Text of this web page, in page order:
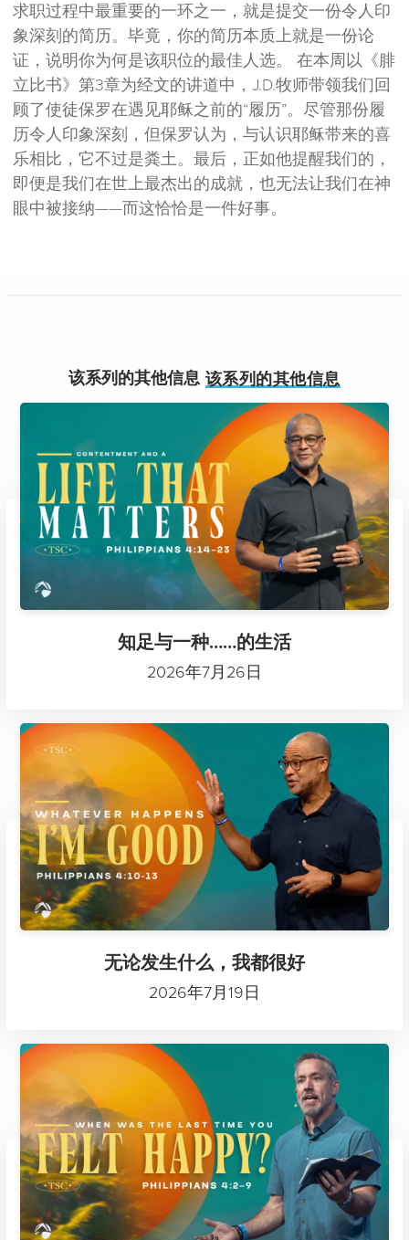
求职过程中最重要的一环之一，就是提交一份令人印
象深刻的简历。毕竟，你的简历本质上就是一份论
证，说明你为何是该职位的最佳人选。 在本周以《腓
立比书》第3章为经文的讲道中，J.D.牧师带领我们回
顾了使徒保罗在遇见耶稣之前的“履历”。尽管那份履
历令人印象深刻，但保罗认为，与认识耶稣带来的喜
乐相比，它不过是粪土。最后，正如他提醒我们的，
即便是我们在世上最杰出的成就，也无法让我们在神
眼中被接纳——而这恰恰是一件好事。
该系列的其他信息该系列的其他信息
知足与一种……的生活
2026年7月26日
无论发生什么，我都很好
2026年7月19日